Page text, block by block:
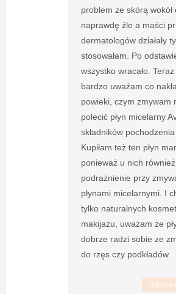
problem ze skórą wokół
naprawdę źle a maści
dermatologów działały
stosowałam. Po
wszystko wracało.
bardzo uważam co
powieki, czym zmywam
polecić płyn micelarny
składników
Kupiłam też ten płyn
ponieważ u nich również
podrażnienie przy
płynami micelarnymi. I
tylko naturalnych
makijażu, uważam że
dobrze radzi sobie ze
do rzęs czy podkładów.